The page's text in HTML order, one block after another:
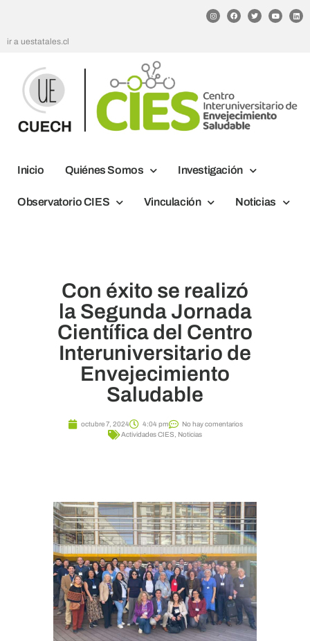
ir a uestatales.cl
Inicio Quiénes Somos Investigación
Observatorio CIES Vinculación Noticias
Con éxito se realizó
la Segunda Jornada
Científica del Centro
Interuniversitario de
Envejecimiento
Saludable
octubre 7, 2024 4:04 pm
No hay comentarios
Actividades CIES
Noticias